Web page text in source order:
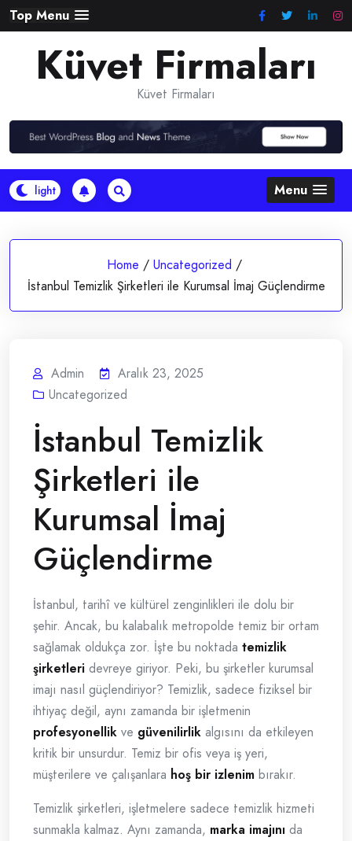
Skip
to
content
Top Menu
Küvet Firmaları
Küvet Firmaları
Menu
Home / Uncategorized /
İstanbul Temizlik Şirketleri ile Kurumsal İmaj Güçlendirme
Admin
Aralık 23, 2025
Uncategorized
İstanbul Temizlik
Şirketleri ile
Kurumsal İmaj
Güçlendirme
İstanbul, tarihî ve kültürel zenginlikleri ile dolu bir
şehir. Ancak, bu kalabalık metropolde temiz bir ortam
sağlamak oldukça zor. İşte bu noktada temizlik
şirketleri devreye giriyor. Peki, bu şirketler kurumsal
imajı nasıl güçlendiriyor? Temizlik, sadece fiziksel bir
ihtiyaç değil, aynı zamanda bir işletmenin
profesyonellik ve güvenilirlik algısını da etkileyen
kritik bir unsurdur. Temiz bir ofis veya iş yeri,
müşterilere ve çalışanlara hoş bir izlenim bırakır.
Temizlik şirketleri, işletmelere sadece temizlik hizmeti
sunmakla kalmaz. Aynı zamanda, marka imajını da